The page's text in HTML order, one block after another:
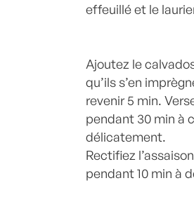
effeuillé et le
Ajoutez le
qu’ils s’en
revenir 5 min.
pendant 30 min à
délicatement.
Rectifiez
pendant 10 min à